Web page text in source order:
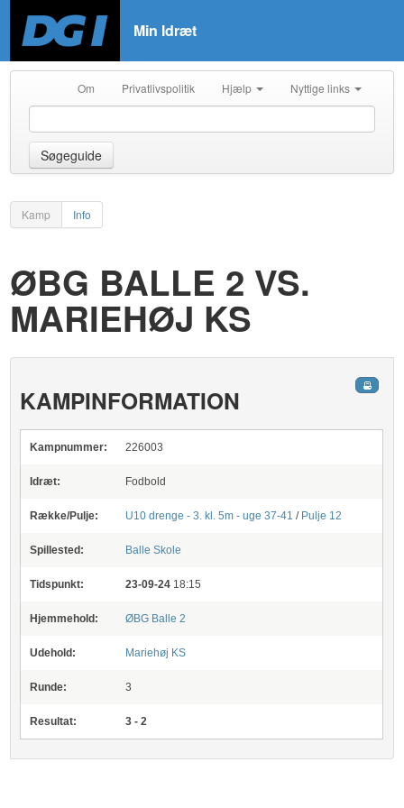
Min Idræt
Om Privatlivspolitik Hjælp Nyttige links
Søgeguide
Kamp Info
ØBG BALLE 2 VS.
MARIEHØJ KS
KAMPINFORMATION
Kampnummer: 226003
Idræt: Fodbold
Række/Pulje: U10 drenge - 3. kl. 5m - uge 37-41 / Pulje 12
Spillested: Balle Skole
Tidspunkt: 23-09-24 18:15
Hjemmehold: ØBG Balle 2
Udehold: Mariehøj KS
Runde: 3
Resultat: 3 - 2